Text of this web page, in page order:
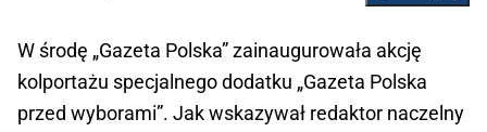
W środę „Gazeta Polska” zainaugurowała akcję
kolportażu specjalnego dodatku „Gazeta Polska
przed wyborami”. Jak wskazywał redaktor naczelny